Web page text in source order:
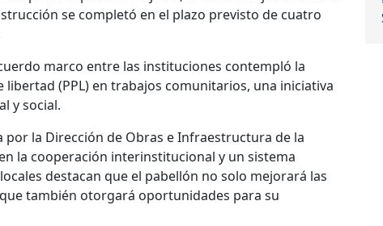
se completó en el plazo previsto de cuatro
marco entre las instituciones contempló la
(PPL) en trabajos comunitarios, una iniciativa
y social.
por la Dirección de Obras e Infraestructura de la
la cooperación interinstitucional y un sistema
destacan que el pabellón no solo mejorará las
también otorgará oportunidades para su